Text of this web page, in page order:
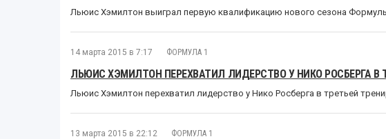
Льюис Хэмилтон выиграл первую квалификацию нового сезона
14 марта 2015 в 7:17 ФОРМУЛА 1
ЛЬЮИС ХЭМИЛТОН ПЕРЕХВАТИЛ ЛИДЕРСТВО У НИКО РОСБЕРГА В
Льюис Хэмилтон перехватил лидерство у Нико Росберга в третьей
13 марта 2015 в 22:12 ФОРМУЛА 1